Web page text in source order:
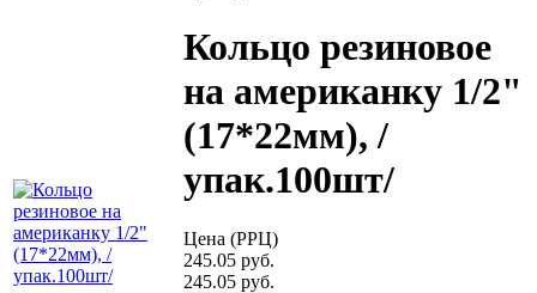
Кольцо резиновое
на американку 1/2"
(17*22мм), /
упак.100шт/
Цена (РРЦ)
245.05 руб.
245.05 руб.